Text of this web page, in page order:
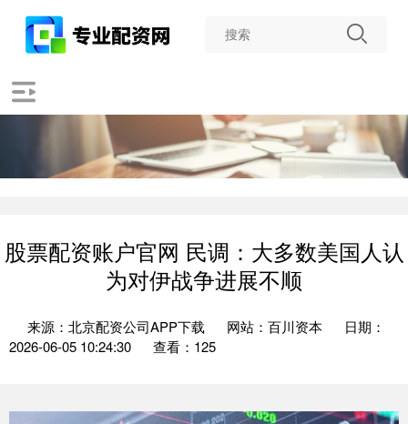
股票配资账户官网 民调：大多数美国人认
为对伊战争进展不顺
来源：北京配资公司APP下载 网站：百川资本
日期：
2026-06-05 10:24:30
查看：125